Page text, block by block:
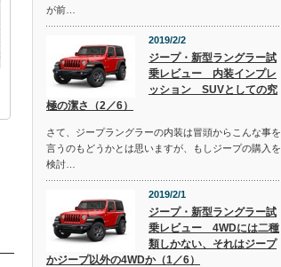
が前…
2019/2/2
ジープ・新型ラングラー試
乗レビュー 内装インプレ
ッション SUVとしての究
極の潔さ（2／6）
さて、ジープラングラーの内装は冒頭からこんな事を
言うのもどうかとは思いますが、もしジープの購入を
検討…
2019/2/1
ジープ・新型ラングラー試
乗レビュー 4WDには二種
類しかない、それはジープ
かジープ以外の4WDか（1／6）